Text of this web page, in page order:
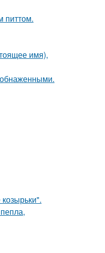
питтом.
имя),